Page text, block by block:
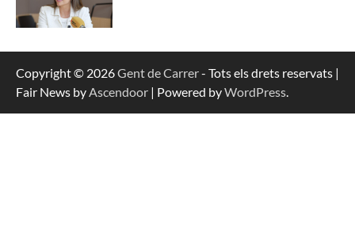
Copyright © 2026Gent de Carrer- Tots els drets reservats |
Fair News byAscendoor | Powered byWordPress.